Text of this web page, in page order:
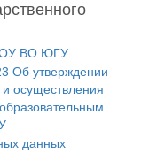
ВО ЮГУ
Об утверждении
осуществления
данных